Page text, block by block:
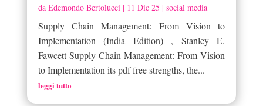
da Edemondo Bertolucci| 11 Dic 25 | social media
Supply Chain Management: From Vision to
Implementation (India Edition) , Stanley E.
Fawcett Supply Chain Management: From Vision
to Implementation its pdf free strengths, the...
leggi tutto